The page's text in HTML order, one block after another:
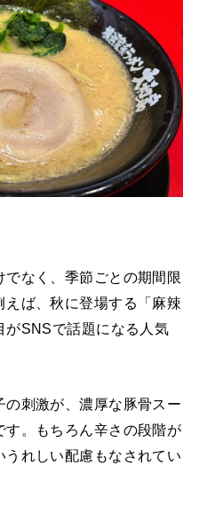
なく、季節ごとの期間限
ば、秋に登場する「麻辣
がSNSで話題になる人気
刺激が、濃厚な豚骨スー
す。もちろん辛さの段階が
れしい配慮もなされてい